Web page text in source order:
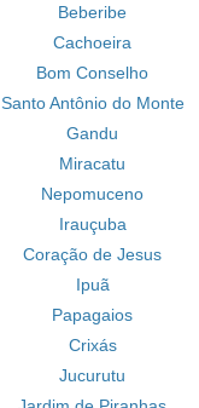
Beberibe
Cachoeira
Bom Conselho
Santo Antônio do Monte
Gandu
Miracatu
Nepomuceno
Irauçuba
Coração de Jesus
Ipuã
Papagaios
Crixás
Jucurutu